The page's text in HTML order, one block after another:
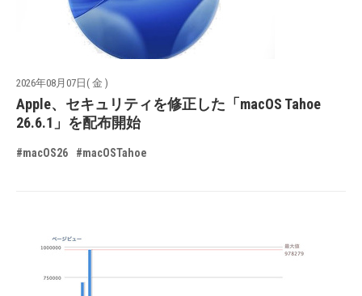
2026年08月07日( 金 )
Apple、セキュリティを修正した「macOS Tahoe
26.6.1」を配布開始
#macOS26 #macOSTahoe